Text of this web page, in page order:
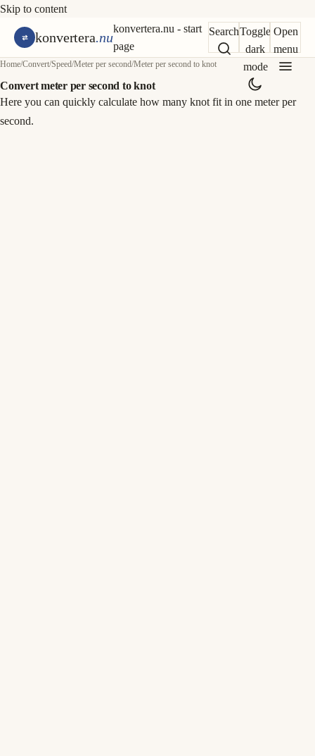
Skip to content
konvertera.nu
konvertera.nu - start
page
SearchToggle
dark
mode
Open
menu
Home/Convert/Speed/Meter per second/Meter per second to knot
Convert meter per second to knot
Here you can quickly calculate how many knot fit in one meter per
second.